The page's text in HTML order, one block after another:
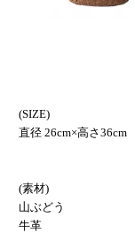
(SIZE)
直径 26cm×高さ36cm
(素材)
山ぶどう
牛革